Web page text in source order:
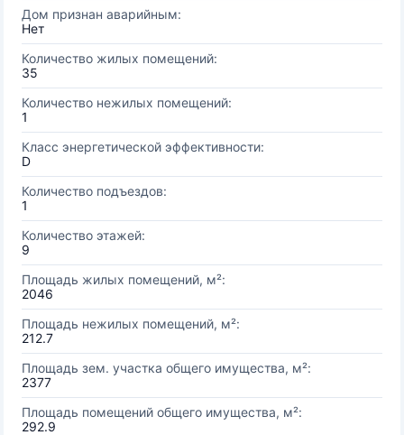
Дом признан аварийным:
Нет
Количество жилых помещений:
35
Количество нежилых помещений:
1
Класс энергетической эффективности:
D
Количество подъездов:
1
Количество этажей:
9
Площадь жилых помещений, м²:
2046
Площадь нежилых помещений, м²:
212.7
Площадь зем. участка общего имущества, м²:
2377
Площадь помещений общего имущества, м²:
292.9